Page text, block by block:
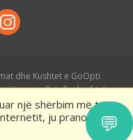
një shërbim më të
ju pranoni
dhe Kushtet e GoOpti
– rregullat dhe kushtet
💬